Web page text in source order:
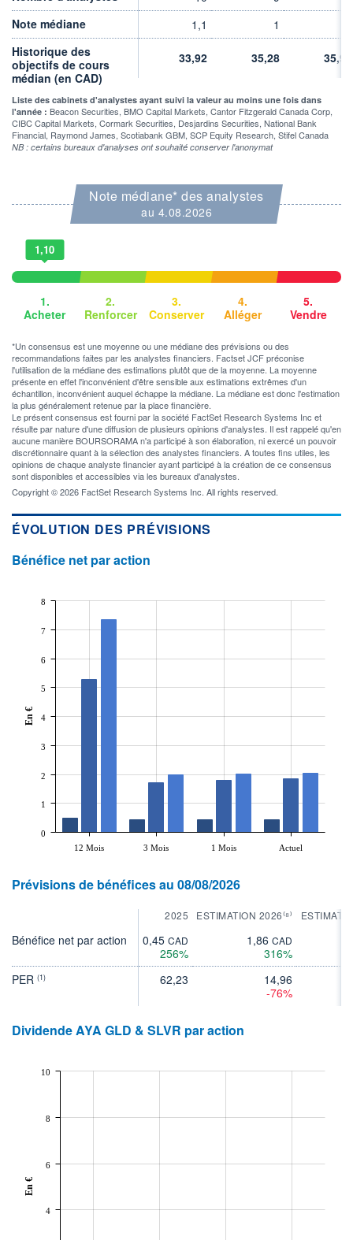
5 430 MCAD
5 352 MCAD
DERNIER ÉCHANGE
07.08.26 / 22:00:00
LIMITE À LA
BAISSE
RENDEMENT
ESTIMÉ 2026
PER ESTIMÉ
2026
14,88
0,00 CAD DIVIDENDE
-
PROCHAIN
-
Non éligible
Note médiane
1,1 1
Historique des
objectifs de cours
médian (en CAD)
33,92 35,28 35,91
Liste des cabinets d'analystes ayant suivi la valeur au moins une fois dans
l'année : Beacon Securities, BMO Capital Markets, Cantor Fitzgerald Canada Corp,
CIBC Capital Markets, Cormark Securities, Desjardins Securities, National Bank
Financial, Raymond James, Scotiabank GBM, SCP Equity Research, Stifel Canada
NB : certains bureaux d'analyses ont souhaité conserver l'anonymat
Note médiane* des analystes
au 4.08.2026
1,10
1.
Acheter
2.
Renforcer
3.
Conserver
4.
Alléger
5.
Vendre
*Un consensus est une moyenne ou une médiane des prévisions ou des
recommandations faites par les analystes financiers. Factset JCF préconise
l'utilisation de la médiane des estimations plutôt que de la moyenne. La moyenne
présente en effet l'inconvénient d'être sensible aux estimations extrêmes d'un
échantillon, inconvénient auquel échappe la médiane. La médiane est donc l'estimation
la plus généralement retenue par la place financière.
Le présent consensus est fourni par la société FactSet Research Systems Inc et
résulte par nature d'une diffusion de plusieurs opinions d'analystes. Il est rappelé qu'en
aucune manière BOURSORAMA n'a participé à son élaboration, ni exercé un pouvoir
discrétionnaire quant à la sélection des analystes financiers. A toutes fins utiles, les
opinions de chaque analyste financier ayant participé à la création de ce consensus
sont disponibles et accessibles via les bureaux d'analystes.
Copyright © 2026 FactSet Research Systems Inc. All rights reserved.
ÉVOLUTION DES PRÉVISIONS
Bénéfice net par action
12 Mois 3 Mois 1 Mois Actuel
0
1
2
3
4
5
6
7
8
En €
Prévisions de bénéfices au 08/08/2026
2025 ESTIMATION 2026⁽⁸⁾
Bénéfice net par action 0,45 CAD
256%
1,86 CAD
316%
PER (1) 62,23
14,96
-76%
Dividende AYA GLD & SLVR par action
4
6
8
10
En €